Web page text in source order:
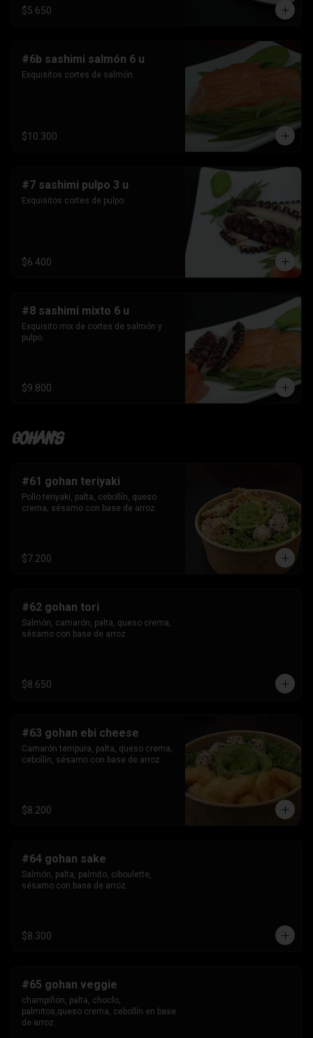
$5.650
#6b sashimi salmón 6 u
Exquisitos cortes de salmón.
$10.300
#7 sashimi pulpo 3 u
Exquisitos cortes de pulpo.
$6.400
#8 sashimi mixto 6 u
Exquisito mix de cortes de salmón y
pulpo.
$9.800
Gohan's
#61 gohan teriyaki
Pollo teriyaki, palta, cebollín, queso
crema, sésamo con base de arroz.
$7.200
#62 gohan tori
Salmón, camarón, palta, queso crema,
sésamo con base de arroz.
$8.650
#63 gohan ebi cheese
Camarón tempura, palta, queso crema,
cebollín, sésamo con base de arroz.
$8.200
#64 gohan sake
Salmón, palta, palmito, ciboulette,
sésamo con base de arroz.
$8.300
#65 gohan veggie
champiñón, palta, choclo,
palmitos,queso crema, cebollín en base
de arroz.